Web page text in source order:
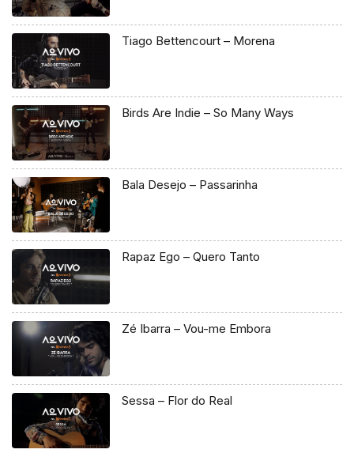
Tiago Bettencourt – Morena
Birds Are Indie – So Many Ways
Bala Desejo – Passarinha
Rapaz Ego – Quero Tanto
Zé Ibarra – Vou-me Embora
Sessa – Flor do Real